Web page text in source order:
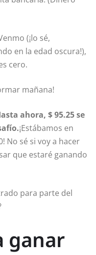
(¡lo sé,
en la edad oscura!),
cero.
mañana!
ahora, $ 95.25 se
¡Estábamos en
No sé si voy a hacer
que estaré ganando
para parte del
ganar